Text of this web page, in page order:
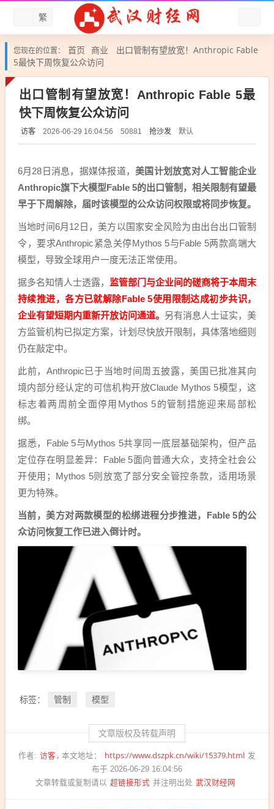
繁
您现在的位置： 首页 商业
出口管制有望放宽！Anthropic Fable
5最快下周恢复公众访问
出口管制有望放宽！Anthropic Fable 5最
快下周恢复公众访问
访客 2026-06-29 16:04:56 50881 抢沙发 默认
6月28日消息，据媒体报道，美国计划放宽对人工智能企业
Anthropic旗下大模型Fable 5的出口管制，相关限制有望最
早于下周解除，届时该模型的公众访问权限或将同步恢复。
当地时间6月12日，美方以国家安全风险为由出台出口管制
令，要求Anthropic紧急关停Mythos 5与Fable 5两款高端大
模型，导致全球用户一度无法正常使用。
据多名知情人士透露， 监管部门与企业间的磋商将于本周末
持续推进，各方已就解除Fable 5使用限制达成初步共识，
企业有望短期内重新开放访问通道。 另有消息人士证实，美
方监管机构已拟定方案，计划尽快放开限制，具体落地细则
仍在敲定中。
此前，Anthropic已于当地时间周五披露，美国已批准其向
境内部分经认定的可信机构开放Claude Mythos 5模型，这
标志着两周前全面停用Mythos 5的管制措施迎来局部松
绑。
据悉，Fable 5与Mythos 5共享同一底层基础架构，但产品
定位存在明显差异：Fable 5面向普通大众，支持全社会公
开使用；Mythos 5则放宽了部分安全管控条款，适用场景
更为特殊。
当前，美方对两款模型的松绑进程分步推进，Fable 5的公
众访问恢复工作已进入倒计时。
标签： 管制 模型
文章版权及转载声明
作者: 访客 本文地址： https://www.dszpk.cn/wiki/15379.html 发
布于 2026-06-29 16:04:56
文章转载或复制请以 超链接形式 并注明出处 武汉财经网